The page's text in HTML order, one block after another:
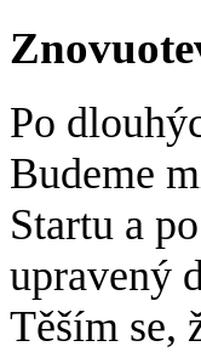
Po
Budeme
Startu a
upravený
Těším se,